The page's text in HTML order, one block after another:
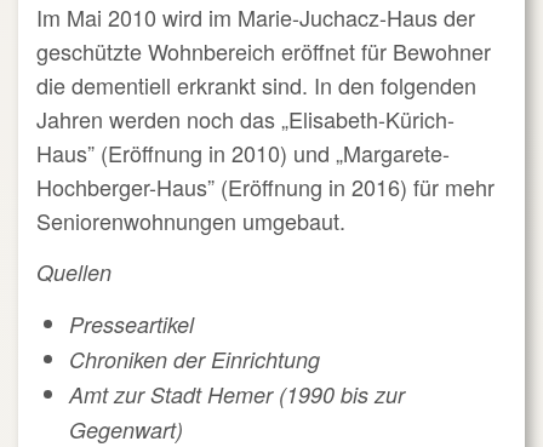
Im Mai 2010 wird im Marie-Juchacz-Haus der
geschützte Wohnbereich eröffnet für Bewohner
die dementiell erkrankt sind. In den folgenden
Jahren werden noch das „Elisabeth-Kürich-
Haus” (Eröffnung in 2010) und „Margarete-
Hochberger-Haus” (Eröffnung in 2016) für mehr
Seniorenwohnungen umgebaut.
Quellen
Presseartikel
Chroniken der Einrichtung
Amt zur Stadt Hemer (1990 bis zur
Gegenwart)